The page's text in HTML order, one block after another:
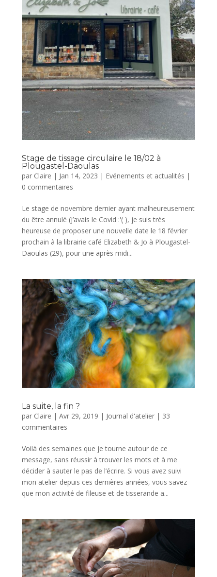
Stage de tissage circulaire le 18/02 à
Plougastel-Daoulas
par Claire | Jan 14, 2023 | Evénements et actualités |
0 commentaires
Le stage de novembre dernier ayant malheureusement
du être annulé (j’avais le Covid :'( ), je suis très
heureuse de proposer une nouvelle date le 18 février
prochain à la librairie café Elizabeth & Jo à Plougastel-
Daoulas (29), pour une après midi...
La suite, la fin ?
par Claire | Avr 29, 2019 | Journal d'atelier| 33
commentaires
Voilà des semaines que je tourne autour de ce
message, sans réussir à trouver les mots et à me
décider à sauter le pas de l’écrire. Si vous avez suivi
mon atelier depuis ces dernières années, vous savez
que mon activité de fileuse et de tisserande a...